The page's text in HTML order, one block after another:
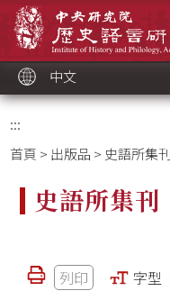
中文
:::
首頁 > 出版品 > 史語所集刊
史語所集刊
列印 字型